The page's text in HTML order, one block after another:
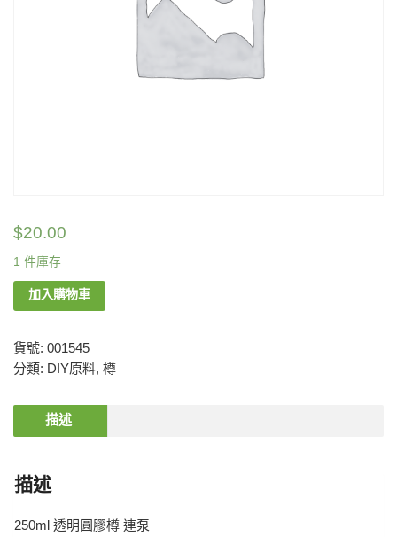
$20.00
1 件庫存
加入購物車
貨號: 001545
分類: DIY原料, 樽
描述
描述
250ml 透明圓膠樽 連泵